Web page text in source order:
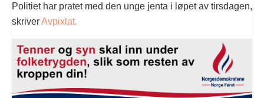
Politiet har pratet med den unge jenta i løpet av tirsdagen,
skriverAvpixlat.